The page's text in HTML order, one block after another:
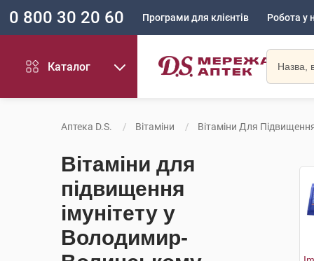
0 800 30 20 60 Програми для клієнтів Робота у
Каталог
Аптека D.S. Вітаміни Вітаміни Для Підвищення
Вітаміни для
підвищення
імунітету у
Володимир-